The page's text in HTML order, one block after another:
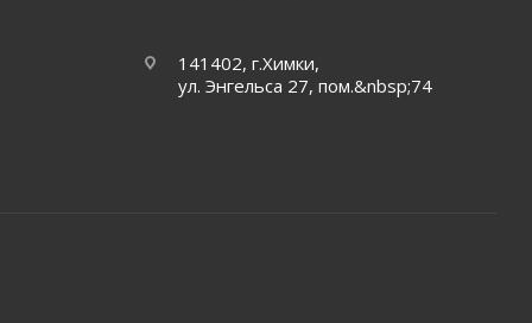
141402, г.Химки,
ул. Энгельса 27, пом.&nbsp;74